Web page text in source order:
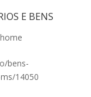
E BENS
home
bens-
14050